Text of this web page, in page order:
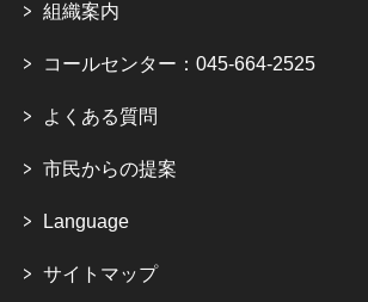
組織案内
コールセンター：045-664-2525
よくある質問
市民からの提案
Language
サイトマップ